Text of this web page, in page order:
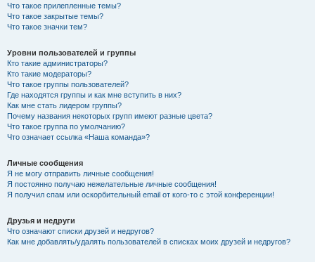
Что такое прилепленные темы?
Что такое закрытые темы?
Что такое значки тем?
Уровни пользователей и группы
Кто такие администраторы?
Кто такие модераторы?
Что такое группы пользователей?
Где находятся группы и как мне вступить в них?
Как мне стать лидером группы?
Почему названия некоторых групп имеют разные цвета?
Что такое группа по умолчанию?
Что означает ссылка «Наша команда»?
Личные сообщения
Я не могу отправить личные сообщения!
Я постоянно получаю нежелательные личные сообщения!
Я получил спам или оскорбительный email от кого-то с этой конференции!
Друзья и недруги
Что означают списки друзей и недругов?
Как мне добавлять/удалять пользователей в списках моих друзей и недругов?